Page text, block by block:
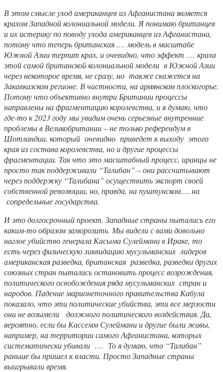
В этом смысле уход американцев из Афганистана является
крахом Западной колониальной модели. Я понимаю британцев
и их истерику по поводу ухода американцев из Афганистана,
потому что теперь британская …. модель в масштабе
Южной Азии терпит крах, и очевидно, что эффект …. краха
этой самой британской колониальной модели в Южной Азии
через некоторое время, не сразу, но также скажется на
Закавказском регионе. В частности, на армянском плоскогорье.
Потому что объективно внутри Британии процессы
направлены на фрагментацию королевства, и я думаю, что
где-то к 2023 году мы увидим очень серьезные внутренние
проблемы в Великобритании – не только референдум в
Шотландии, который очевидно приведет к выходу этого
края из состава королевства, но и другие процессы
фрагментации. Так что это масштабный процесс, иранцы не
просто так поддерживали “Талибан” – они рассчитывают
через поддержку “Талибана” осуществить экспорт своей
собственной революции, но, правда, на пуштунском…. на
сопредельные государства.
И это долгосрочный проект. Западные страны пытались его
каким-то образом заморозить. Мы видели с вами довольно
наглое убийство генерала Касыма Сулеймани в Ираке, то
есть через физическую ликвидацию мусульманских лидеров
американская разведка, британская разведка, разведки других
союзных стран пытались остановить процесс возрождения,
политического освобождения ряда мусульманских стран и
народов. Падение марионеточного правительства Кабула
показало, что эти политические убийства, эти все мерзости
они не возымели должного политического воздействия. Да,
вероятно, если бы Кассемм Сулеймани и другие были живы,
например, на территории самого Афганистана, которых
систематически убивали …. То я думаю, что “Талибан”
раньше бы пришел к власти. Просто Западные страны
выигрывали время.